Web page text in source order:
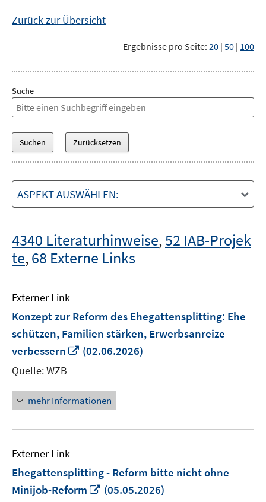
Zurück zur Übersicht
Ergebnisse pro Seite: 20 | 50 | 100
Suche
ASPEKT AUSWÄHLEN:
4340 Literaturhinweise,52 IAB-Projek
te,68 Externe Links
Externer Link
Konzept zur Reform des Ehegattensplitting: Ehe
schützen, Familien stärken, Erwerbsanreize
verbessern
In
öffnen
(02.06.2026)
Quelle: WZB
mehr Informationen
Externer Link
Ehegattensplitting - Reform bitte nicht ohne
Minijob-Reform
In
(05.05.2026)